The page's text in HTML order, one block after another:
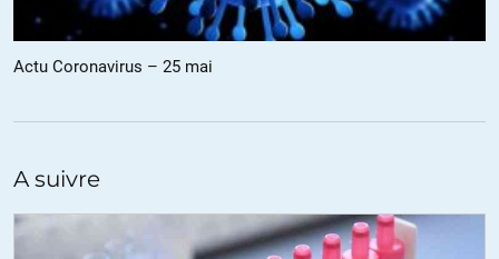
Actu Coronavirus – 25 mai
A suivre